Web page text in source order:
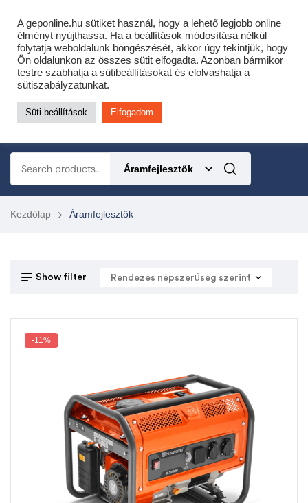
Cofidis expressz online áruhitel 0 % THM-el 10 hónapra!
Most minden akciós HQ láncfűrészhez ajándékba adunk egy fűrészláncot!
Részletek ide kattintva!
KERTÉSZETI – ERDÉSZETI – ÉPÍTŐIPARI GÉP WEBSHOP
Áramfejlesztők
Kezdőlap Áramfejlesztők
Show filter
-11%
A geponline.hu sütiket használ, hogy a lehető legjobb online
élményt nyújthassa. Ha a beállítások módosítása nélkül
folytatja weboldalunk böngészését, akkor úgy tekintjük, hogy
Ön oldalunkon az összes sütit elfogadta. Azonban bármikor
testre szabhatja a sütibeállításokat és elolvashatja a
sütiszabályzatunkat.
Süti beállítások Elfogadom